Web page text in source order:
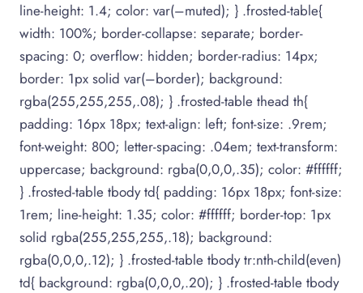
line-height: 1.4; color: var(–muted); } .frosted-table{
width: 100%; border-collapse: separate; border-
spacing: 0; overflow: hidden; border-radius: 14px;
border: 1px solid var(–border); background:
rgba(255,255,255,.08); } .frosted-table thead th{
padding: 16px 18px; text-align: left; font-size: .9rem;
font-weight: 800; letter-spacing: .04em; text-transform:
uppercase; background: rgba(0,0,0,.35); color: #ffffff;
} .frosted-table tbody td{ padding: 16px 18px; font-size:
1rem; line-height: 1.35; color: #ffffff; border-top: 1px
solid rgba(255,255,255,.18); background:
rgba(0,0,0,.12); } .frosted-table tbody tr:nth-child(even)
td{ background: rgba(0,0,0,.20); } .frosted-table tbody